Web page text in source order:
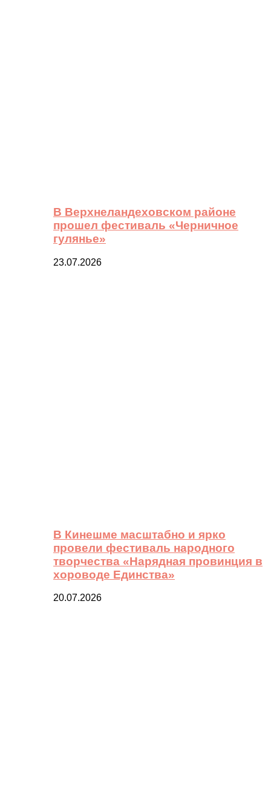
В Верхнеландеховском районе
прошел фестиваль «Черничное
гулянье»
23.07.2026
В Кинешме масштабно и ярко
провели фестиваль народного
творчества «Нарядная провинция в
хороводе Единства»
20.07.2026